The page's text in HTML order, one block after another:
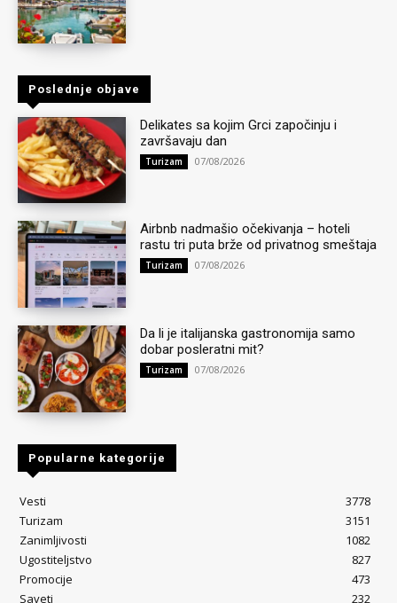
Poslednje objave
Delikates sa kojim Grci započinju i
završavaju dan
Turizam 07/08/2026
Airbnb nadmašio očekivanja – hoteli
rastu tri puta brže od privatnog smeštaja
Turizam 07/08/2026
Da li je italijanska gastronomija samo
dobar posleratni mit?
Turizam 07/08/2026
Popularne kategorije
Vesti
3778
Turizam
3151
Zanimljivosti
1082
Ugostiteljstvo
827
Promocije
473
Saveti
232